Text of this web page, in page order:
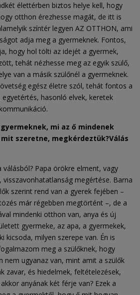
élettérben biztos helye kell, hogy
otthon érezhesse magát, de itt is
színtér legyen AZ OTTHON, ami
adja meg a gyermeknek. Fontos,
hogy hol tölti az idejét a gyermek,
tehát nézhesse meg az egyik szülő,
van a másik szülőnél a gyermeknek.
egész életre szól, tehát fontos a
hasonló elvek, keretek
mi az ő mindenek
szeretne, megkérdeztük?Válás
Papa örökre elment, vagy
visszavonhatatlanság megértése. Barna
szerint rend van a gyerek fejében –
már régebben megtörtént –, de a
mindenki otthon van, anya és új
gyermeke, az apa, a gyermekek,
kicsoda, milyen szerepe van. Én is
meg a szülőknek, hogy
nem ugyanaz van, mint amit a szülők
zavar, és hiedelmek, feltételezések,
anyának két férje van? Ezek a